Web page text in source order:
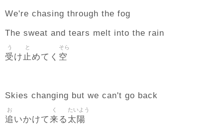
We're chasing through the fog
The sweat and tears melt into the rain
受
う
け止
と
めてく 空
そら
Skies changing but we can't go back
追
お
いかけて来
く
る 太陽
たいよう